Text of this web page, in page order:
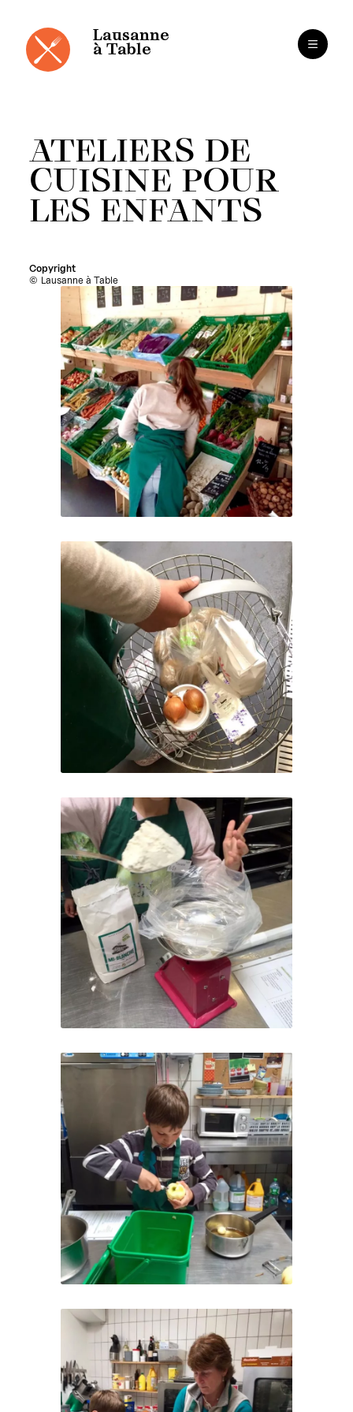
contenu
Lausanne
à Table
ATELIERS DE
CUISINE POUR
LES ENFANTS
Copyright
Lausanne à Table